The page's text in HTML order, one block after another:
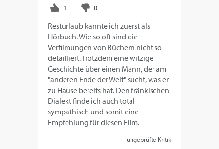
Resturlaub kannte ich zuerst als
Hörbuch. Wie so oft sind die
Verfilmungen von Büchern nicht so
detailliert. Trotzdem eine witzige
Geschichte über einen Mann, der am
"anderen Ende der Welt" sucht, was er
zu Hause bereits hat. Den fränkischen
Dialekt finde ich auch total
sympathisch und somit eine
Empfehlung für diesen Film.
ungeprüfte Kritik